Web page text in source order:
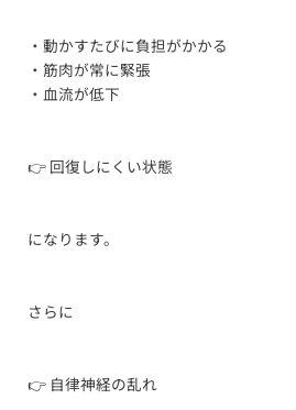
・動かすたびに負担がかかる
・筋肉が常に緊張
・血流が低下
👉 回復しにくい状態
になります。
さらに
👉 自律神経の乱れ